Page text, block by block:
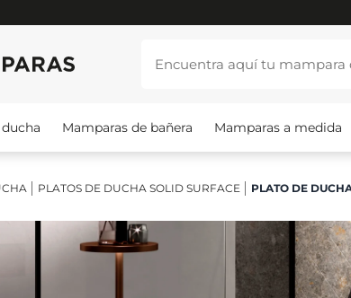
Mamparas de bañera Mamparas a medida
PLATOS DE DUCHA SOLID SURFACE PLATO DE